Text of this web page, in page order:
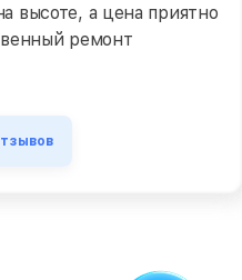
высоте, а цена приятно
ремонт